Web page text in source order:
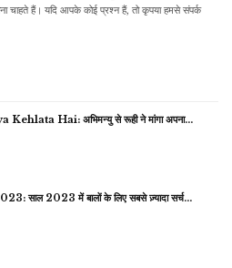
चाहते हैं। यदि आपके कोई प्रश्न हैं, तो कृपया हमसे संपर्क
Hai: अभिमन्यु से रूही ने मांगा अपना…
साल 2023 में बालों के लिए सबसे ज़्यादा सर्च…